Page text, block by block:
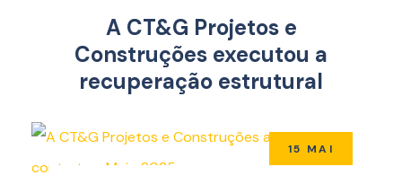
A CT&G Projetos e
Construções executou a
recuperação estrutural
15 MAI